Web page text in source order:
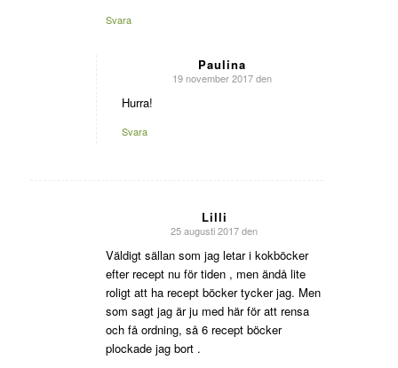
Svara
Paulina
19 november 2017 den
Hurra!
Svara
Lilli
25 augusti 2017 den
Väldigt sällan som jag letar i kokböcker
efter recept nu för tiden , men ändå lite
roligt att ha recept böcker tycker jag. Men
som sagt jag är ju med här för att rensa
och få ordning, så 6 recept böcker
plockade jag bort .